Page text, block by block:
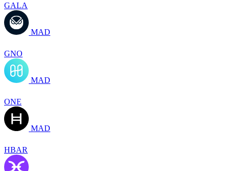
GALA
MAD
GNO
MAD
ONE
MAD
HBAR